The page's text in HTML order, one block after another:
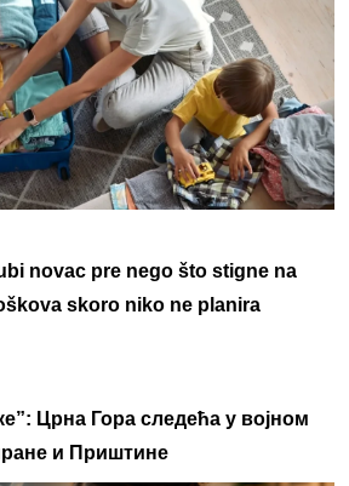
novac pre nego što stigne na
skoro niko ne planira
Црна Гора следећа у војном
и Приштине